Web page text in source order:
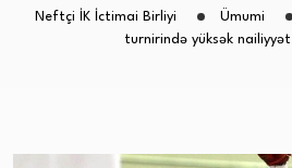
Neftçi İK İctimai Birliyi Ümumi
turnirində yüksək